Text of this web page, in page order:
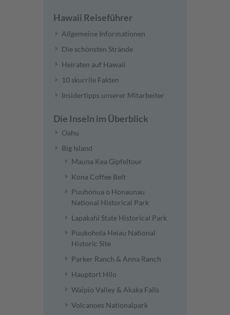
Hawaii Reiseführer
Allgemeine Informationen
Die schönsten Strände
Heiraten auf Hawaii
10 skurrile Fakten
Insidertipps unserer Mitarbeiter
Die Inseln im Überblick
Oahu
Big Island
Mauna Kea Gipfeltour
Kona Coffee Belt
Puuhonua o Honaunau
National Historical Park
Lapakahi State Historical Park
Puukohola Heiau National
Historic Site
Parker Ranch & Anna Ranch
Hauptort Hilo
Waipio Valley & Akaka Falls
Volcanoes Nationalpark